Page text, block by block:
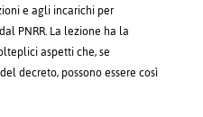
e agli incarichi per
PNRR. La lezione ha la
aspetti che, se
decreto, possono essere così